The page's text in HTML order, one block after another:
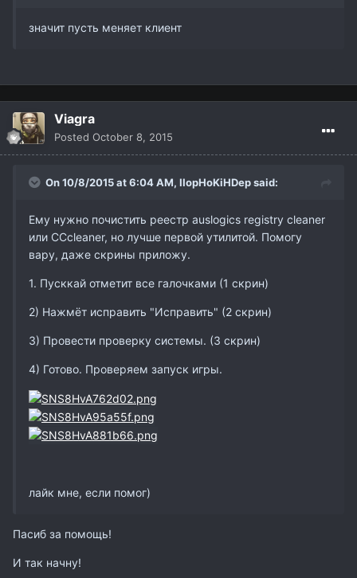
значит пусть меняет клиент
Viagra
Posted October 8, 2015
On 10/8/2015 at 6:04 AM, IIopHoKiHDepsaid:
Ему нужно почистить реестр auslogics registry cleaner
или CCcleaner, но лучше первой утилитой. Помогу
вару, даже скрины приложу.
1. Пусккай отметит все галочками (1 скрин)
2) Нажмёт исправить "Исправить" (2 скрин)
3) Провести проверку системы. (3 скрин)
4) Готово. Проверяем запуск игры.
лайк мне, если помог)
Пасиб за помощь!
И так начну!